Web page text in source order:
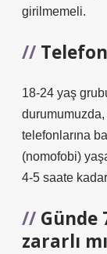
girilmemeli.
18-24 yaş
durumumuzda,
telefonlarına
(nomofobi)
4-5 saate
Günde
zararlı